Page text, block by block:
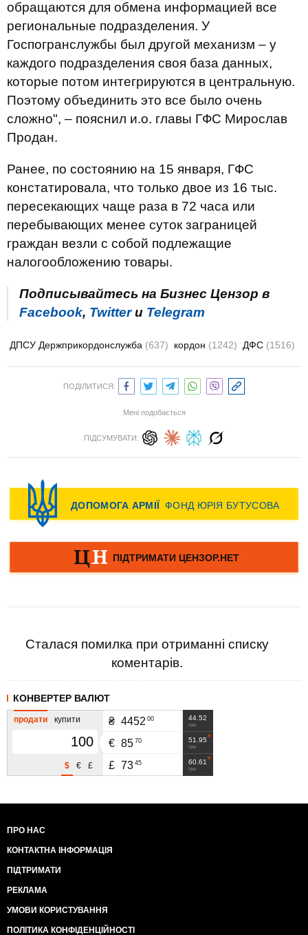
обращаются для обмена информацией все
региональные подразделения. У
Госпогранслужбы был другой механизм – у
каждого подразделения своя база данных,
которые потом интегрируются в центральную.
Поэтому объединить это все было очень
сложно", – пояснил и.о. главы ГФС Мирослав
Продан.
Ранее, по состоянию на 15 января, ГФС
констатировала, что только двое из 16 тыс.
пересекающих чаще раза в 72 часа или
перебывающих менее суток заграницей
граждан везли с собой подлежащие
налогообложению товары.
Подписывайтесь на Бизнес Цензор в
Facebook, Twitterи Telegram
ДПСУ Держприкордонслужба (637) кордон (1242) ДФС (1516)
ПОДІЛИТИСЯ:
Мені подобається
ПІДСУМУВАТИ:
Сталася помилка при отриманні списку
коментарів.
КОНВЕРТЕР ВАЛЮТ
продати купити
£
€
$
44.52
грн
₴ 4452 00
51.95
грн
€ 85 70
60.61
грн
£ 73 45
ПРО НАС
КОНТАКТНА ІНФОРМАЦІЯ
ПІДТРИМАТИ
РЕКЛАМА
УМОВИ КОРИСТУВАННЯ
ПОЛІТИКА КОНФІДЕНЦІЙНОСТІ